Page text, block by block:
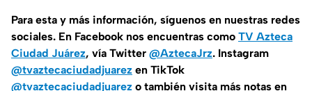
Para esta y más información, síguenos en nuestras redes
sociales. En Facebook nos encuentras como TV Azteca
Ciudad Juárez, vía Twitter @AztecaJrz. Instagram
@tvaztecaciudadjuarez en TikTok
@tvaztecaciudadjuarez o también visita más notas en